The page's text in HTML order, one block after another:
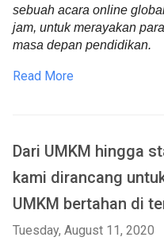
sebuah acara online
jam, untuk merayakan
masa depan pendidikan.
Read More
Dari UMKM hingga
kami dirancang
UMKM bertahan di
Tuesday, August 11, 2020